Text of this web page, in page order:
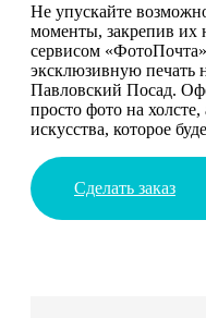
Не упускайте
моменты, закрепив их
сервисом
эксклюзивную печать
Павловский Посад.
просто фото на
искусства, которое
Сделать заказ